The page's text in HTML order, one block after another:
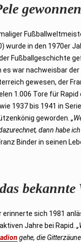
gewonnen
wurde in den 1970er
Fußballgeschichte
war nachweisbar
gewesen, der
1.006 Tore für Rapid
1937 bis 1941 in
geworden.
dann habe
Binder in seinen
bekannte
erinnerte sich 1981
Jahre bei Rapid.
gehe, die